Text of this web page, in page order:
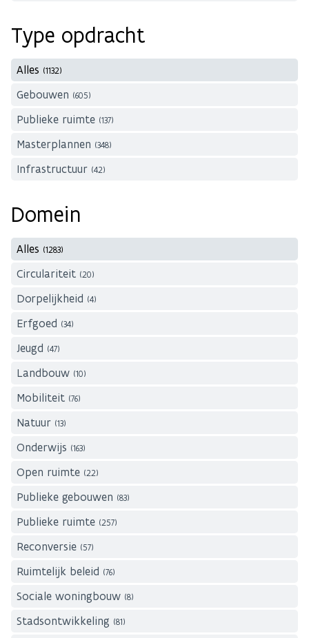
Type opdracht
Alles (1132)
Gebouwen (605)
Publieke ruimte (137)
Masterplannen (348)
Infrastructuur (42)
Domein
Alles (1283)
Circulariteit (20)
Dorpelijkheid (4)
Erfgoed (34)
Jeugd (47)
Landbouw (10)
Mobiliteit (76)
Natuur (13)
Onderwijs (163)
Open ruimte (22)
Publieke gebouwen (83)
Publieke ruimte (257)
Reconversie (57)
Ruimtelijk beleid (76)
Sociale woningbouw (8)
Stadsontwikkeling (81)